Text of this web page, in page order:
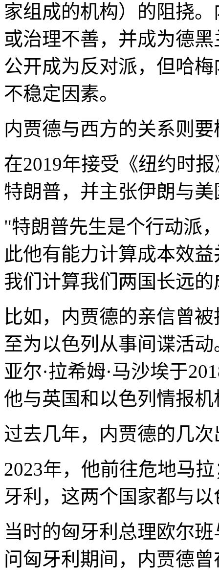
家组成的机构）的阻挠
或治理不善，并成为德
公开成为反对派，但哈
不稳定因素。
内贾德与西方的关系则
在2019年接受《纽约时
特朗普，并主张伊朗与
"特朗普先生是个行动派
此他有能力计算成本效
我们计算我们两国长远
比如，内贾德的亲信曾
至为以色列从事间谍活
亚尔·拉希姆·马沙埃于
他与英国和以色列情报
过去几年，内贾德的几
2023年，他前往危地马
牙利，这两个国家都与
当时的匈牙利总理欧尔
问匈牙利期间，内贾德